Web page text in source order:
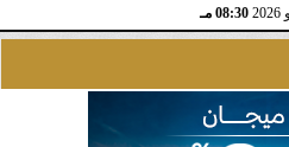
08:30 مـ